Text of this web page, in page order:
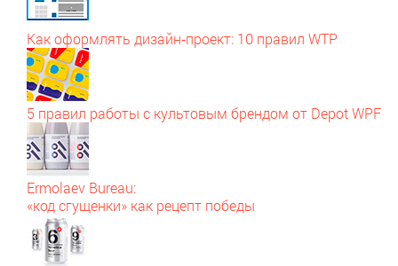
Как оформлять дизайн‑проект: 10 правил WTP
5 правил работы с культовым брендом от Depot WPF
Ermolaev Bureau:
«код сгущенки» как рецепт победы